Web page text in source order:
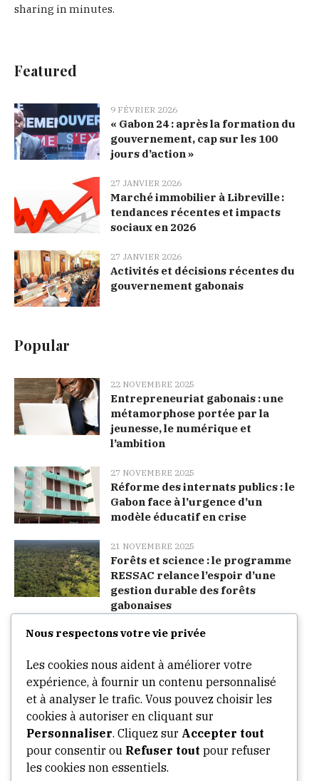
Nous respectons votre vie privée
Les cookies nous aident à améliorer votre
expérience, à fournir un contenu personnalisé
et à analyser le trafic. Vous pouvez choisir les
cookies à autoriser en cliquant sur
Personnaliser. Cliquez sur Accepter tout
pour consentir ou Refuser tout pour refuser
les cookies non essentiels.
sharing in minutes.
Featured
9 FÉVRIER 2026
« Gabon 24 : après la formation du
gouvernement, cap sur les 100
jours d’action »
27 JANVIER 2026
Marché immobilier à Libreville :
tendances récentes et impacts
sociaux en 2026
27 JANVIER 2026
Activités et décisions récentes du
gouvernement gabonais
Popular
22 NOVEMBRE 2025
Entrepreneuriat gabonais : une
métamorphose portée par la
jeunesse, le numérique et
l’ambition
27 NOVEMBRE 2025
Réforme des internats publics : le
Gabon face à l’urgence d’un
modèle éducatif en crise
21 NOVEMBRE 2025
Forêts et science : le programme
RESSAC relance l’espoir d’une
gestion durable des forêts
gabonaises
Arts
Culture
Stories